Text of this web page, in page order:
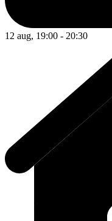
12 aug, 19:00 - 20:30